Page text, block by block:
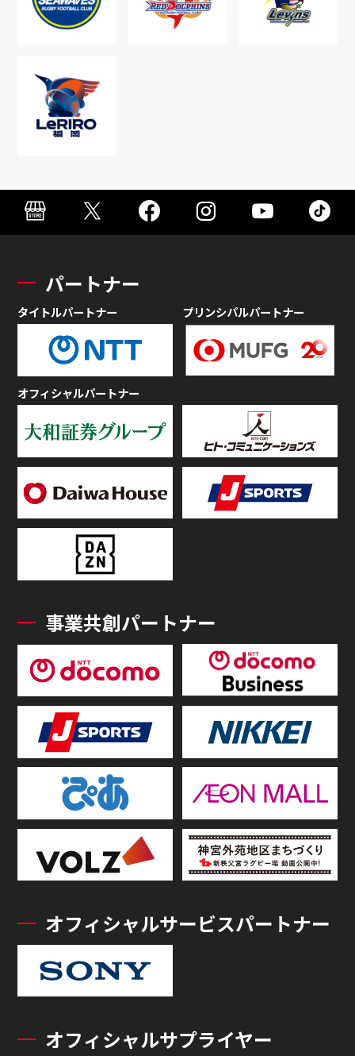
パートナー
タイトルパートナー プリンシパルパートナー
オフィシャルパートナー
事業共創パートナー
オフィシャルサービスパートナー
オフィシャルサプライヤー